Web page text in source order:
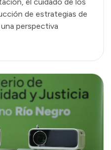
el cuidado de los
de estrategias de
perspectiva